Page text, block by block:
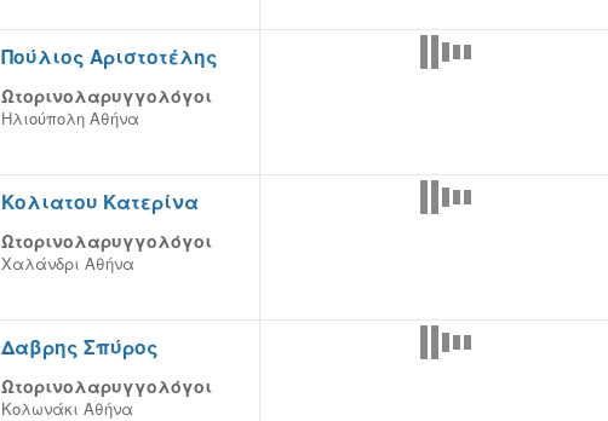
Πούλιος Αριστοτέλης
Ωτορινολαρυγγολόγοι
Ηλιούπολη Αθήνα
Κολιατου Κατερίνα
Ωτορινολαρυγγολόγοι
Χαλάνδρι Αθήνα
Δαβρης Σπύρος
Ωτορινολαρυγγολόγοι
Κολωνάκι Αθήνα